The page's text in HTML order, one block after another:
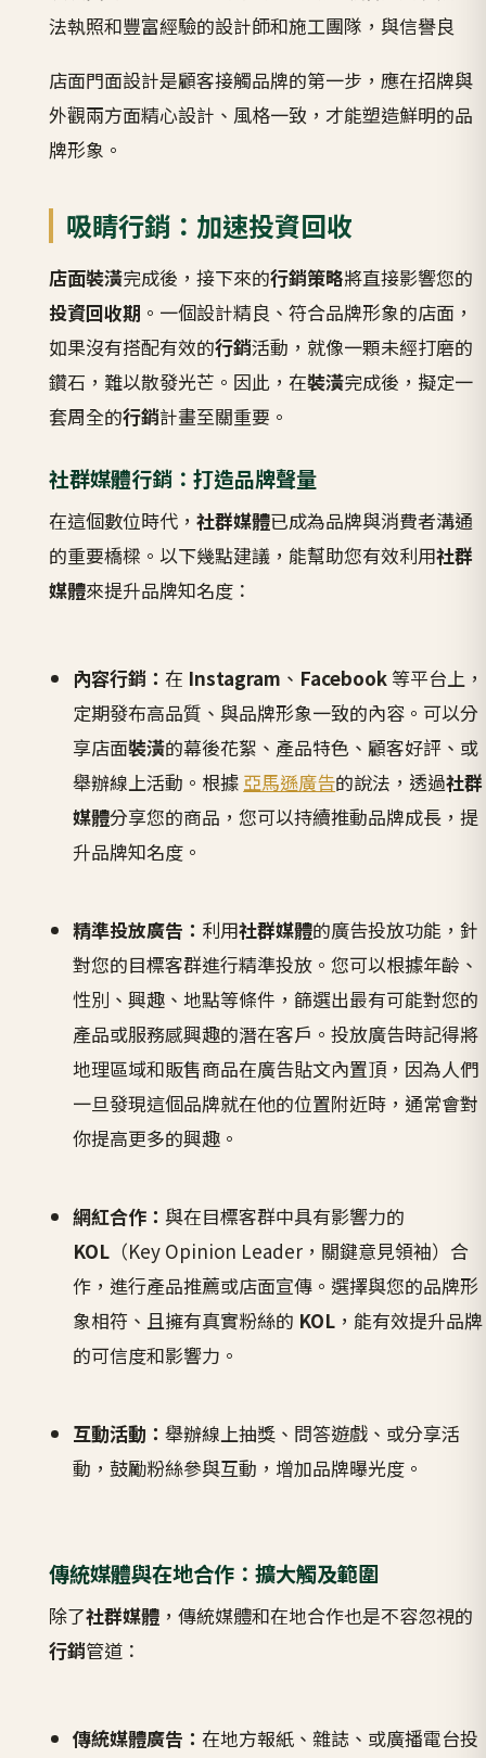
法執照和豐富經驗的設計師和施工團隊，與信譽良
店面門面設計是顧客接觸品牌的第一步，應在招牌與
外觀兩方面精心設計、風格一致，才能塑造鮮明的品
牌形象。
吸睛行銷：加速投資回收
店面裝潢完成後，接下來的行銷策略將直接影響您的
投資回收期 。一個設計精良、符合品牌形象的店面，
如果沒有搭配有效的行銷活動，就像一顆未經打磨的
鑽石，難以散發光芒。因此，在裝潢完成後，擬定一
套周全的行銷計畫至關重要。
社群媒體行銷：打造品牌聲量
在這個數位時代， 社群媒體已成為品牌與消費者溝通
的重要橋樑。以下幾點建議，能幫助您有效利用社群
媒體來提升品牌知名度：
內容行銷：在 Instagram 、 Facebook 等平台上，
定期發布高品質、與品牌形象一致的內容。可以分
享店面裝潢的幕後花絮、產品特色、顧客好評、或
舉辦線上活動。根據 亞馬遜廣告的說法，透過社群
媒體分享您的商品，您可以持續推動品牌成長，提
升品牌知名度。
精準投放廣告： 利用社群媒體的廣告投放功能，針
對您的目標客群進行精準投放。您可以根據年齡、
性別、興趣、地點等條件，篩選出最有可能對您的
產品或服務感興趣的潛在客戶。投放廣告時記得將
地理區域和販售商品在廣告貼文內置頂，因為人們
一旦發現這個品牌就在他的位置附近時，通常會對
你提高更多的興趣。
網紅合作：與在目標客群中具有影響力的
KOL （Key Opinion Leader，關鍵意見領袖）合
作，進行產品推薦或店面宣傳。選擇與您的品牌形
象相符、且擁有真實粉絲的 KOL ，能有效提升品牌
的可信度和影響力。
互動活動：舉辦線上抽獎、問答遊戲、或分享活
動，鼓勵粉絲參與互動，增加品牌曝光度。
傳統媒體與在地合作：擴大觸及範圍
除了社群媒體，傳統媒體和在地合作也是不容忽視的
行銷管道：
傳統媒體廣告：在地方報紙、雜誌、或廣播電台投